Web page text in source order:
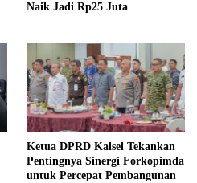
Naik Jadi Rp25 Juta
Ketua DPRD Kalsel Tekankan
Pentingnya Sinergi Forkopimda
untuk Percepat Pembangunan